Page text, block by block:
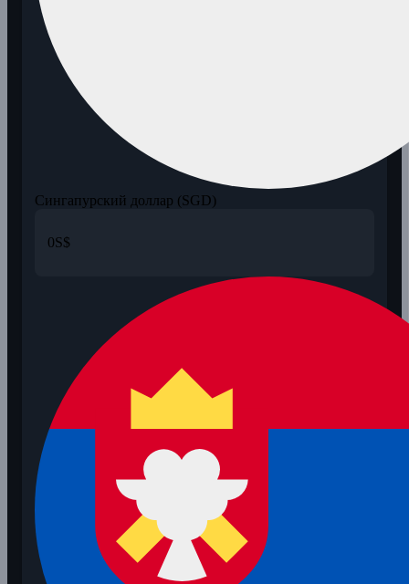
Сингапурский доллар (SGD)
0S$